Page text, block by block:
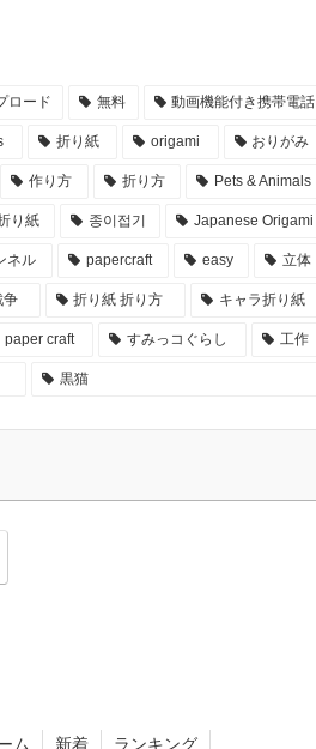
ロード 無料 動画機能付き携帯電話
折り紙 origami おりがみ
作り方 折り方 Pets & Animals
り紙 종이접기 Japanese Origami
ネル papercraft easy 立体
争 折り紙 折り方 キャラ折り紙
paper craft すみっコぐらし 工作
黒猫
ム 新着 ランキング